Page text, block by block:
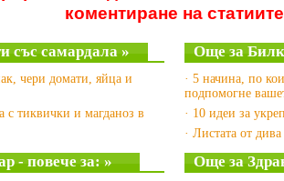
коментиране на статиите
със самардала »
чери домати, яйца и
с тиквички и магданоз в
Още за
· 5 начина, по
подпомогне
· 10 идеи за
· Листата от
- повече за: » Още за